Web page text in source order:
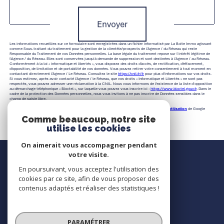
Envoyer
Les informations recueillies sur ce formulaire sont enregistrées dans un fichier informatisé par La Boite Immo agissant
comme Sous-traitant du traitement pour la gestion de la clientèle/prospects de l'Agence / du Réseau qui reste
Responsable du Traitement de vos Données personnelles. La base légale du traitement repose sur l'intérêt légitime de
l'Agence / du Réseau. Elles sont conservées jusqu'à demande de suppression et sont destinées à l'Agence / au Réseau.
Conformément à la loi « informatique et libertés », vous disposez des droits d’accès, de rectification, d’effacement,
d’opposition, de limitation et de portabilité de vos données. Vous pouvez retirer votre consentement à tout moment en
contactant directement l’Agence / Le Réseau. Consultez le site https://cnil.fr/fr pour plus d’informations sur vos droits.
Si vous estimez, après avoir contacté l'Agence / le Réseau, que vos droits « Informatique et Libertés » ne sont pas
respectés, vous pouvez adresser une réclamation à la CNIL. Nous vous informons de l’existence de la liste d'opposition
au démarchage téléphonique « Bloctel », sur laquelle vous pouvez vous inscrire ici : https://www.bloctel.gouv.fr. Dans le
cadre de la protection des Données personnelles, nous vous invitons à ne pas inscrire de Données sensibles dans le
champ de saisie libre.
Conditions d'utilisation de Google
Nous contacter
Contact
Comme beaucoup, notre site
utilise les cookies
On aimerait vous accompagner pendant
votre visite.
En poursuivant, vous acceptez l'utilisation des
cookies par ce site, afin de vous proposer des
contenus adaptés et réaliser des statistiques !
PARAMÉTRER